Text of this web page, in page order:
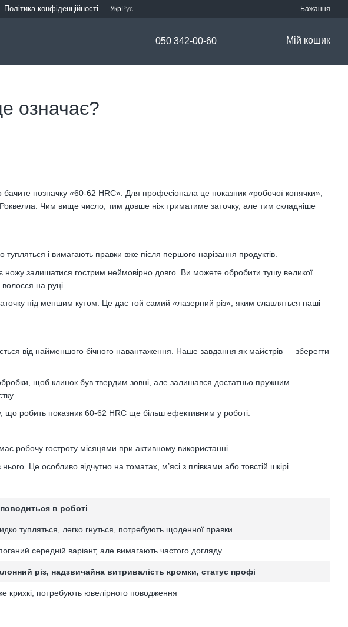
Політика конфіденційності УкрРус Бажання
050 342-00-60 Мій кошик
означає?
позначку «60-62 HRC». Для професіонала це показник «робочої конячки»,
Чим вище число, тим довше ніж триматиме заточку, але тим складніше
і вимагають правки вже після першого нарізання продуктів.
ножу залишатися гострим неймовірно довго. Ви можете обробити тушу великої
на руці.
під меншим кутом. Це дає той самий «лазерний різ», яким славляться наші
від найменшого бічного навантаження. Наше завдання як майстрів — зберегти
щоб клинок був твердим зовні, але залишався достатньо пружним
що робить показник 60-62 HRC ще більш ефективним у роботі.
робочу гостроту місяцями при активному використанні.
Це особливо відчутно на томатах, м’ясі з плівками або товстій шкірі.
в роботі
тупляться, легко гнуться, потребують щоденної правки
середній варіант, але вимагають частого догляду
різ, надзвичайна витривалість кромки, статус профі
крихкі, потребують ювелірного поводження